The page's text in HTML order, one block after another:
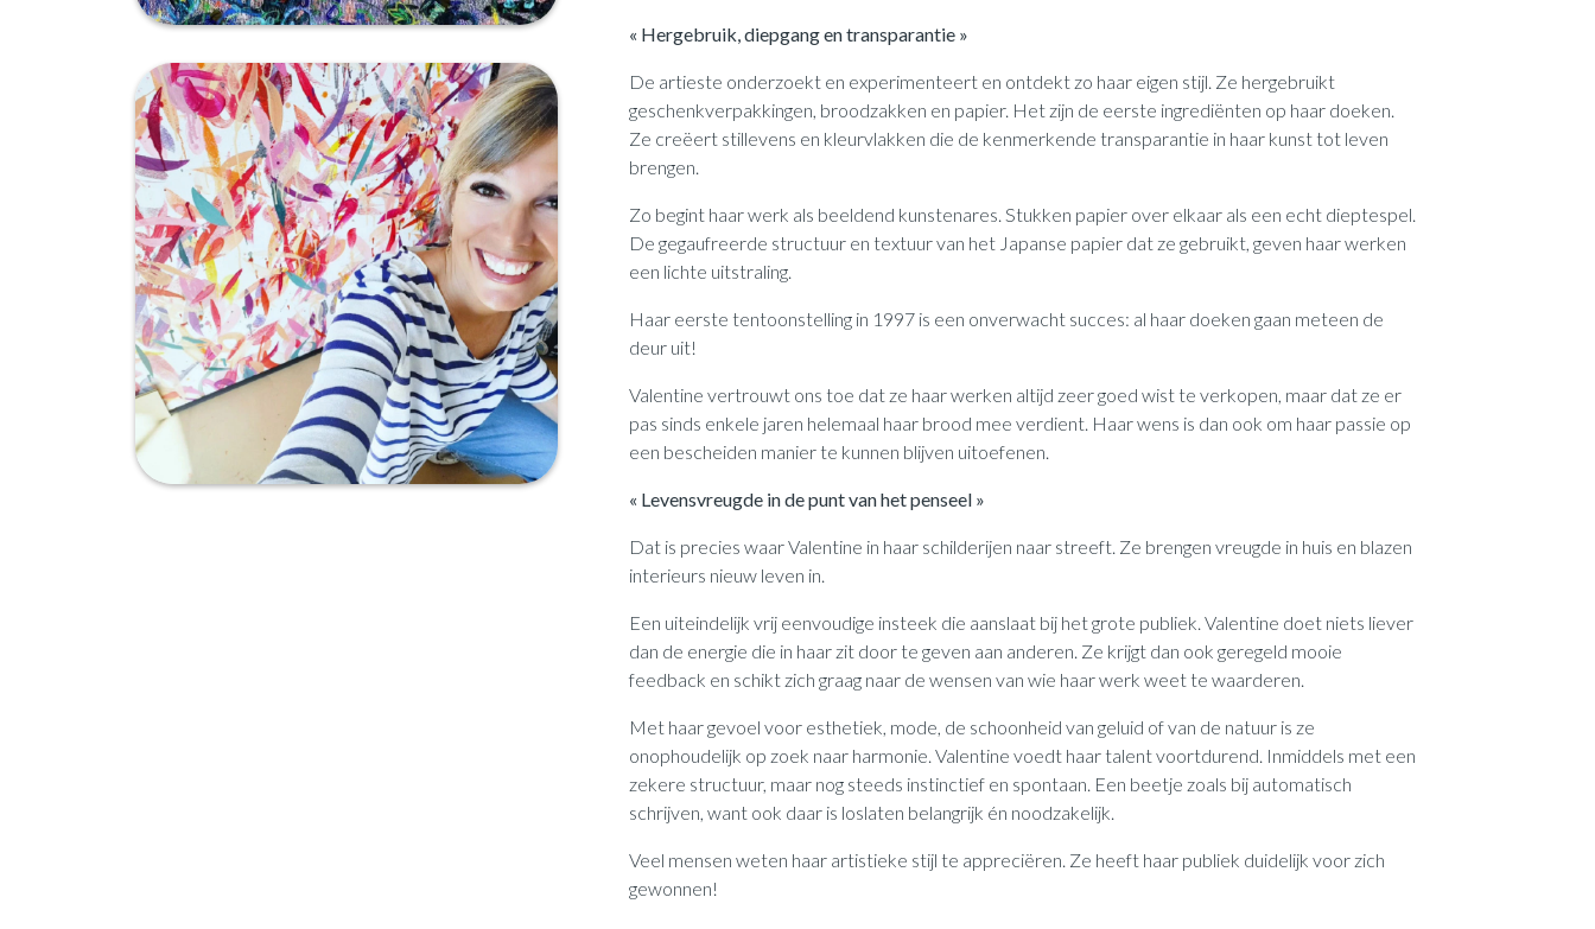
« Hergebruik, diepgang en transparantie »
De artieste onderzoekt en experimenteert en ontdekt zo haar eigen stijl. Ze hergebruikt
geschenkverpakkingen, broodzakken en papier. Het zijn de eerste ingrediënten op haar doeken.
Ze creëert stillevens en kleurvlakken die de kenmerkende transparantie in haar kunst tot leven
brengen.
Zo begint haar werk als beeldend kunstenares. Stukken papier over elkaar als een echt dieptespel.
De gegaufreerde structuur en textuur van het Japanse papier dat ze gebruikt, geven haar werken
een lichte uitstraling.
Haar eerste tentoonstelling in 1997 is een onverwacht succes: al haar doeken gaan meteen de
deur uit!
Valentine vertrouwt ons toe dat ze haar werken altijd zeer goed wist te verkopen, maar dat ze er
pas sinds enkele jaren helemaal haar brood mee verdient. Haar wens is dan ook om haar passie op
een bescheiden manier te kunnen blijven uitoefenen.
« Levensvreugde in de punt van het penseel »
Dat is precies waar Valentine in haar schilderijen naar streeft. Ze brengen vreugde in huis en blazen
interieurs nieuw leven in.
Een uiteindelijk vrij eenvoudige insteek die aanslaat bij het grote publiek. Valentine doet niets liever
dan de energie die in haar zit door te geven aan anderen. Ze krijgt dan ook geregeld mooie
feedback en schikt zich graag naar de wensen van wie haar werk weet te waarderen.
Met haar gevoel voor esthetiek, mode, de schoonheid van geluid of van de natuur is ze
onophoudelijk op zoek naar harmonie. Valentine voedt haar talent voortdurend. Inmiddels met een
zekere structuur, maar nog steeds instinctief en spontaan. Een beetje zoals bij automatisch
schrijven, want ook daar is loslaten belangrijk én noodzakelijk.
Veel mensen weten haar artistieke stijl te appreciëren. Ze heeft haar publiek duidelijk voor zich
gewonnen!